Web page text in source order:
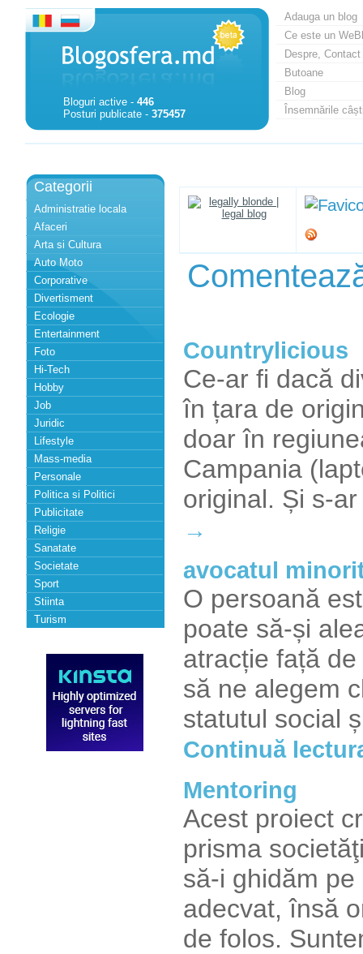
Bloguri active - 446
Posturi publicate - 375457
Adauga un blog
Ce este un
Despre, Contact
Butoane
Blog
Însemnările
Categorii
Administratie locala
Afaceri
Arta si Cultura
Auto Moto
Corporative
Divertisment
Ecologie
Entertainment
Foto
Hi-Tech
Hobby
Job
Juridic
Lifestyle
Mass-media
Personale
Politica si Politici
Publicitate
Religie
Sanatate
Societate
Sport
Stiinta
Turism
Countrylicious
Ce-ar fi dacă
în țara de
doar în
Campania
original. Și s-
→
avocatul
O persoană
poate să-și
atracție față
să ne alegem
statutul social
Continuă
Mentoring
Acest proiect
prisma
să-i ghidăm
adecvat, însă
de folos.